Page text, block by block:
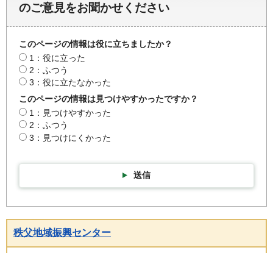
のご意見をお聞かせください
このページの情報は役に立ちましたか？
1：役に立った
2：ふつう
3：役に立たなかった
このページの情報は見つけやすかったですか？
1：見つけやすかった
2：ふつう
3：見つけにくかった
送信
秩父地域振興センター